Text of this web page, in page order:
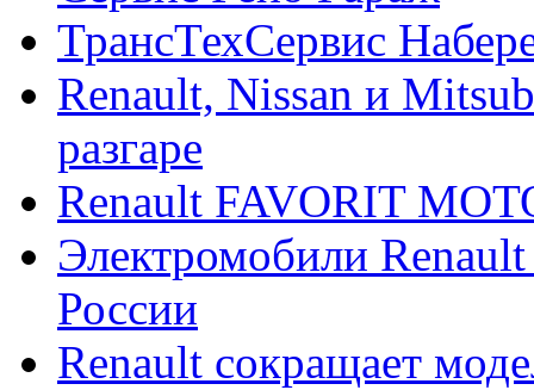
ТрансТехСервис
Renault, Nissan и
разгаре
Renault FAVORIT
Электромобили
России
Renault сокращает